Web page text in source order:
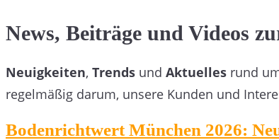
News, Beiträge und Videos
Neuigkeiten, Trends und Aktuelles rund
regelmäßig darum, unsere Kunden und
Bodenrichtwert München 2026: